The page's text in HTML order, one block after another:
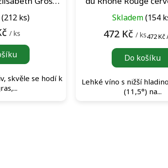
(212 ks)
/ ks
skvěle se hodí k
Skladem(154
472 Kč / ksMěrná
472 Kč
Do košíku
Lehké víno s nižší
(11,5°) na...